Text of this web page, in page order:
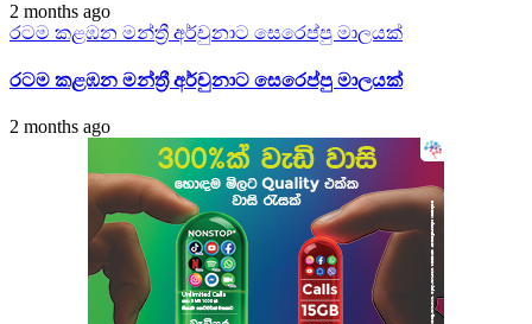
2 months ago
රටම කළඹන මන්ත්‍රී අර්චුනාට සෙරෙප්පු මාලයක්
රටම කළඹන මන්ත්‍රී අර්චුනාට සෙරෙප්පු මාලයක්
2 months ago